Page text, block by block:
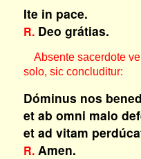
Ite in pace.
R.Deo grátias.
Absente sacerdote
solo, sic concluditur:
Dóminus nos
et ab omni malo
et ad vitam
R.Amen.